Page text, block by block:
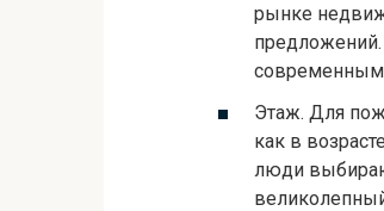
рынке
Этаж. Для
как в
люди